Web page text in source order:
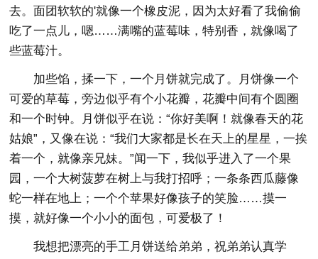
去。面团软软的'就像一个橡皮泥，因为太好看了我偷偷
吃了一点儿，嗯……满嘴的蓝莓味，特别香，就像喝了
些蓝莓汁。
加些馅，揉一下，一个月饼就完成了。月饼像一个
可爱的草莓，旁边似乎有个小花瓣，花瓣中间有个圆圈
和一个时钟。月饼似乎在说：“你好美啊！就像春天的花
姑娘”，又像在说：“我们大家都是长在天上的星星，一挨
着一个，就像亲兄妹。”闻一下，我似乎进入了一个果
园，一个大树菠萝在树上与我打招呼；一条条西瓜藤像
蛇一样在地上；一个个苹果好像孩子的笑脸……摸一
摸，就好像一个小小的面包，可爱极了！
我想把漂亮的手工月饼送给弟弟，祝弟弟认真学